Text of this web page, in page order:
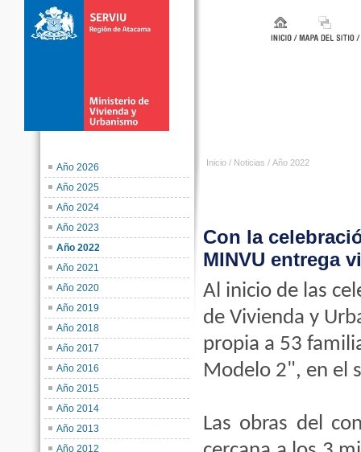
Año 2026
Año 2025
Año 2024
Año 2023
Año 2022
Año 2021
Año 2020
Año 2019
Año 2018
Año 2017
Año 2016
Año 2015
Año 2014
Año 2013
Año 2012
Inicio / Noticias / Año 2022
Con la
MINVU entrega
Al inicio de las
de Vivienda y
propia a 53
Modelo 2", en el
Las obras del